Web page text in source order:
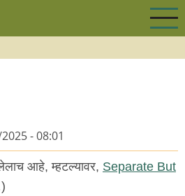
- 08:01
आहे, म्हटल्यावर, Separate But